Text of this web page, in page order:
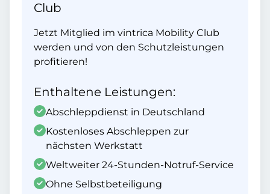
Club
Jetzt Mitglied im vintrica Mobility Club
werden und von den Schutzleistungen
profitieren!
Enthaltene Leistungen:
Abschleppdienst in Deutschland
Kostenloses Abschleppen zur
nächsten Werkstatt
Weltweiter 24-Stunden-Notruf-Service
Ohne Selbstbeteiligung